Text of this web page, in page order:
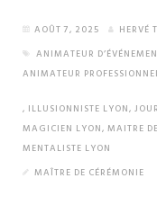
AOÛT 7, 2025
HERVÉ
ANIMATEUR D’ÉVÉNEMEN
ANIMATEUR
, ILLUSIONNISTE LYON,
MAGICIEN LYON, MAITRE
MENTALISTE LYON
MAÎTRE DE CÉRÉMONIE